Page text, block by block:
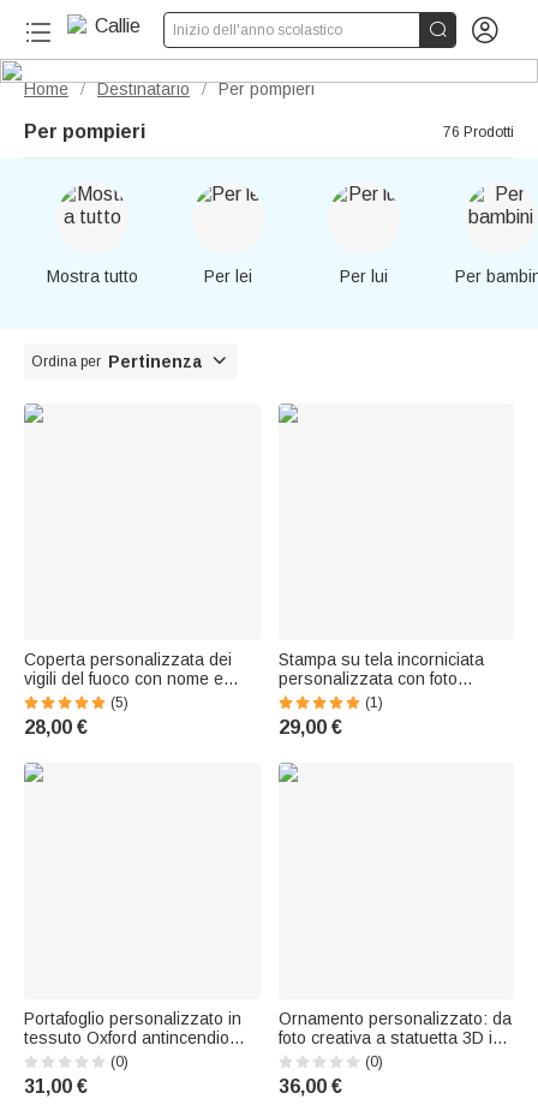
Inizio dell'anno scolastico  
Home / Destinatario / Per pompieri
Per pompieri 76 Prodotti
Mostra tutto Per lei Per lui Per
Ordina per Pertinenza 
Coperta personalizzata dei
vigili del fuoco con nome e
linea gialla sottile, regalo di
compleanno in morbido pile
per i vigili del fuoco.
(5)
28,00 €
Stampa su tela incorniciata
personalizzata con foto
multicolore di un pompiere,
con nome - Regalo di
compleanno per un pompiere
(1)
29,00 €
Portafoglio personalizzato in
tessuto Oxford antincendio
con nome e numero di
distintivo Accessori portatili
Festa del papà Regalo di
(0)
31,00 €
Ornamento personalizzato: da
foto creativa a statuetta 3D in
stile cartone animato di un
pompiere, con testo,
decorazione da scrivania,
(0)
36,00 €